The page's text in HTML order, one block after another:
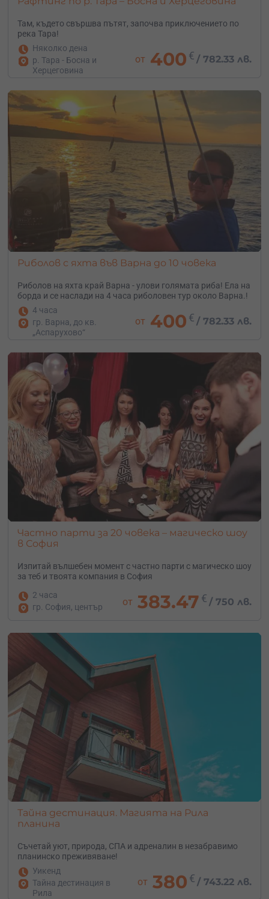
Там, където свършва пътят, започва приключението по
река Тара!
Няколко дена
р. Тара - Босна и
Херцеговина
от 400 € /782.33 лв.
Риболов с яхта във Варна до 10 човека
Риболов на яхта край Варна - улови голямата риба! Ела на
борда и се наслади на 4 часа риболовен тур около Варна.!
4 часа
гр. Варна, до кв.
„Аспарухово“
от 400 € / 782.33 лв.
Частно парти за 20 човека – магическо шоу
в София
Изпитай вълшебен момент с частно парти с магическо шоу
за теб и твоята компания в София
2 часа
гр. София, център
от 383.47 € /750 лв.
Тайна дестинация. Магията на Рила
планина
Съчетай уют, природа, СПА и адреналин в незабравимо
планинско преживяване!
Уикенд
Тайна дестинация в
Рила
от 380 € /743.22 лв.